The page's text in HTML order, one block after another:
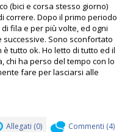
(bici e corsa stesso giorno)
correre. Dopo il primo periodo
fila e per più volte, ed ogni
Sono sconfortato
tutto ok. Ho letto di tutto ed il
chi ha perso del tempo con lo
fare per lasciarsi alle
Allegati (0) Commenti (4)